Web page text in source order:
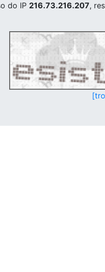
do IP 216.73.216.207,